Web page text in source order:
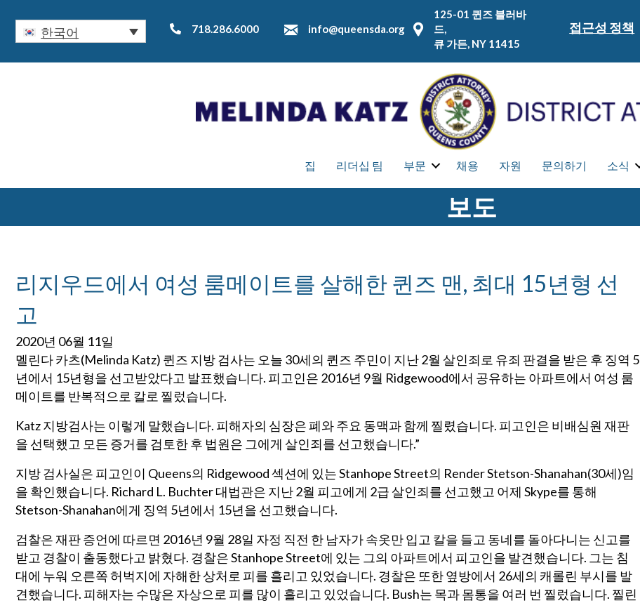
한국어 718.286.6000 info@queensda.org
125-01 퀸즈 블러바
드,
큐 가든, NY 11415
접근성 정책
집 리더십 팀 부문 채용 자원 문의하기 소식
보도
리지우드에서 여성 룸메이트를 살해한 퀸즈 맨, 최대 15년형 선
고
2020년 06월 11일
멜린다 카츠(Melinda Katz) 퀸즈 지방 검사는 오늘 30세의 퀸즈 주민이 지난 2월 살인죄로 유죄 판결을 받은 후 징역 5
년에서 15년형을 선고받았다고 발표했습니다. 피고인은 2016년 9월 Ridgewood에서 공유하는 아파트에서 여성 룸
메이트를 반복적으로 칼로 찔렀습니다.
Katz 지방검사는 이렇게 말했습니다. 피해자의 심장은 폐와 주요 동맥과 함께 찔렸습니다. 피고인은 비배심원 재판
을 선택했고 모든 증거를 검토한 후 법원은 그에게 살인죄를 선고했습니다.”
지방 검사실은 피고인이 Queens의 Ridgewood 섹션에 있는 Stanhope Street의 Render Stetson-Shanahan(30세)임
을 확인했습니다. Richard L. Buchter 대법관은 지난 2월 피고에게 2급 살인죄를 선고했고 어제 Skype를 통해
Stetson-Shanahan에게 징역 5년에서 15년을 선고했습니다.
검찰은 재판 증언에 따르면 2016년 9월 28일 자정 직전 한 남자가 속옷만 입고 칼을 들고 동네를 돌아다니는 신고를
받고 경찰이 출동했다고 밝혔다. 경찰은 Stanhope Street에 있는 그의 아파트에서 피고인을 발견했습니다. 그는 침
대에 누워 오른쪽 허벅지에 자해한 상처로 피를 흘리고 있었습니다. 경찰은 또한 옆방에서 26세의 캐롤린 부시를 발
견했습니다. 피해자는 수많은 자상으로 피를 많이 흘리고 있었습니다. Bush는 목과 몸통을 여러 번 찔렀습니다. 찔린